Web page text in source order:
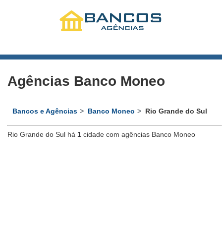
Agências Banco Moneo
Bancos e Agências Banco Moneo Rio Grande do Sul
Rio Grande do Sul há 1 cidade com agências Banco Moneo